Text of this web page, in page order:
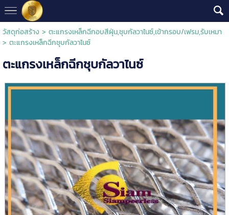
วัสดุก่อสร้าง> ตะแกรงเหล็กฉีกอบสีฝุ่น,ชุบกัลวาไนซ์,เข้ากรอบ/เฟรม,รับเหมา
> ตะแกรงเหล็กฉีกชุบกัลวาไนซ์
ตะแกรงเหล็กฉีกชุบกัลวาไนซ์